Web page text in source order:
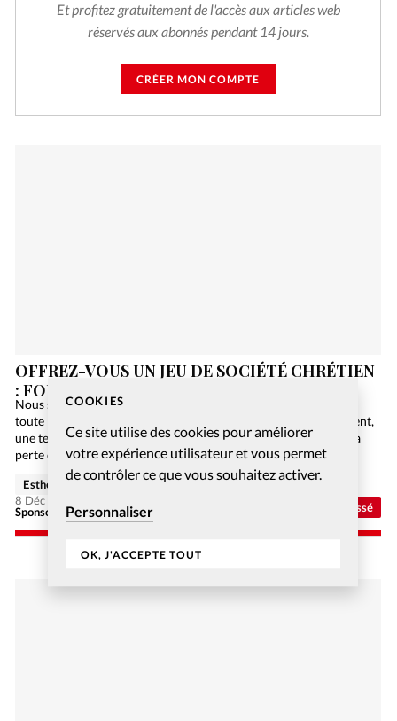
COOKIES
Ce site utilise des cookies pour améliorer
votre expérience utilisateur et vous permet
de contrôler ce que vous souhaitez activer.
Personnaliser
OK, J'ACCEPTE TOUT
Et profitez gratuitement de l'accès aux articles web
réservés aux abonnés pendant 14 jours.
CRÉER MON COMPTE
Non classé
OFFREZ-VOUS UN JEU DE SOCIÉTÉ CHRÉTIEN
: FOUILLES EN GALILÉE
Nous sommes en 2084. L’humanité n’utilise plus de papier car
toute l’information est numérisée sur Internet. Malheureusement,
une terrible panne informatique de niveau mondial engendre la
perte de toutes ces précieuses données, et la Bible…
Sponsorisé - Alliance Biblilque Française
Esther Hänggi
8 Déc 2020